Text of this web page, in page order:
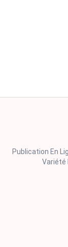
Publication En
Variété